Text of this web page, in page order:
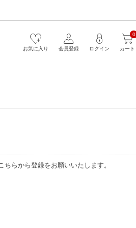
カート
0
ログイン
会員登録
お気に入り
らから登録をお願いいたします。